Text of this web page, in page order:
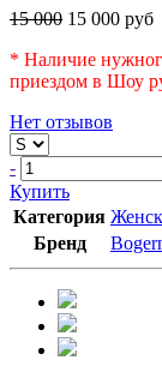
15 000 15 000 руб
* Наличие
приездом в Шоу
Нет отзывов
-
Купить
Категория
Бренд